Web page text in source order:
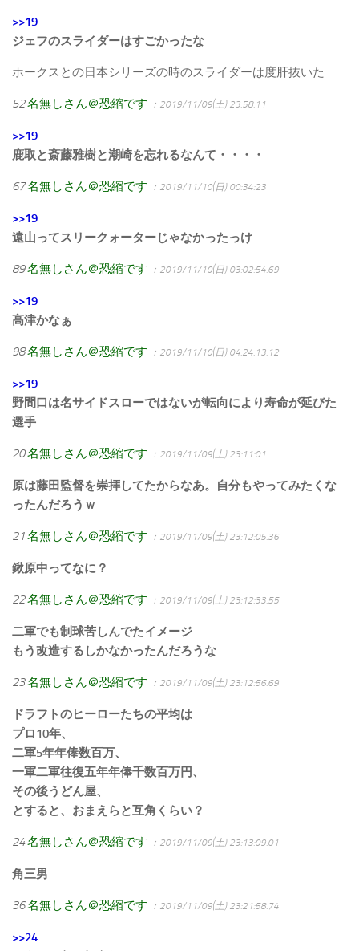
>>19
ジェフのスライダーはすごかったな
ホークスとの日本シリーズの時のスライダーは度肝抜いた
52名無しさん＠恐縮です ：2019/11/09(土) 23:58:11
>>19
鹿取と斎藤雅樹と潮崎を忘れるなんて・・・・
67名無しさん＠恐縮です ：2019/11/10(日) 00:34:23
>>19
遠山ってスリークォーターじゃなかったっけ
89名無しさん＠恐縮です ：2019/11/10(日) 03:02:54.69
>>19
高津かなぁ
98名無しさん＠恐縮です ：2019/11/10(日) 04:24:13.12
>>19
野間口は名サイドスローではないが転向により寿命が延びた
選手
20名無しさん＠恐縮です ：2019/11/09(土) 23:11:01
原は藤田監督を崇拝してたからなあ。自分もやってみたくな
ったんだろうｗ
21名無しさん＠恐縮です ：2019/11/09(土) 23:12:05.36
鍬原中ってなに？
22名無しさん＠恐縮です ：2019/11/09(土) 23:12:33.55
二軍でも制球苦しんでたイメージ
もう改造するしかなかったんだろうな
23名無しさん＠恐縮です ：2019/11/09(土) 23:12:56.69
ドラフトのヒーローたちの平均は
プロ10年、
二軍5年年俸数百万、
一軍二軍往復五年年俸千数百万円、
その後うどん屋、
とすると、おまえらと互角くらい？
24名無しさん＠恐縮です ：2019/11/09(土) 23:13:09.01
角三男
36名無しさん＠恐縮です ：2019/11/09(土) 23:21:58.74
>>24